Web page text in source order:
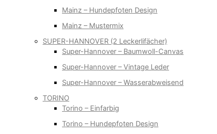
Mainz – Hundepfoten Design
Mainz – Mustermix
SUPER-HANNOVER (2 Leckerlifächer)
Super-Hannover – Baumwoll-Canvas
Super-Hannover – Vintage Leder
Super-Hannover – Wasserabweisend
TORINO
Torino – Einfarbig
Torino – Hundepfoten Design